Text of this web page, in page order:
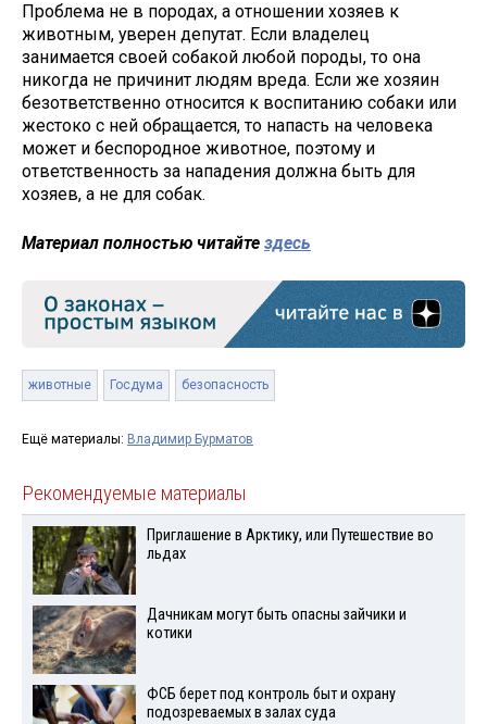
Проблема не в породах, а отношении хозяев к
животным, уверен депутат. Если владелец
занимается своей собакой любой породы, то она
никогда не причинит людям вреда. Если же хозяин
безответственно относится к воспитанию собаки или
жестоко с ней обращается, то напасть на человека
может и беспородное животное, поэтому и
ответственность за нападения должна быть для
хозяев, а не для собак.
Материал полностью читайте здесь
животные Госдума безопасность
Ещё материалы: Владимир Бурматов
Рекомендуемые материалы
Приглашение в Арктику, или Путешествие во
льдах
Дачникам могут быть опасны зайчики и
котики
ФСБ берет под контроль быт и охрану
подозреваемых в залах суда